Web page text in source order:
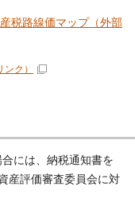
税路線価マップ（外部
ンク）
には、納税通知書を
産評価審査委員会に対